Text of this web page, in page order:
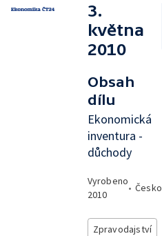
3.
května
2010
Obsah
dílu
Ekonomická
inventura -
důchody
Vyrobeno
2010
• Česko
Zpravodajství